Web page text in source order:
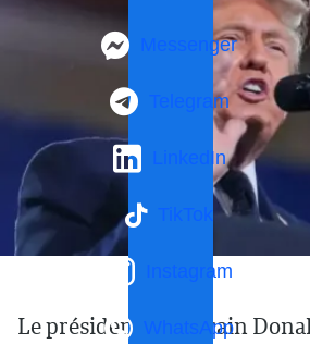
Messenger
Telegram
LinkedIn
TikTok
Instagram
WhatsApp
Le président américain